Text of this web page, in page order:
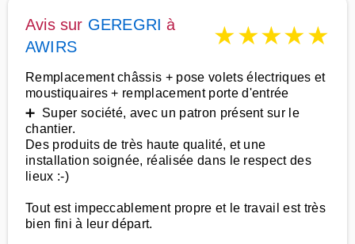
Avis sur GEREGRI à
AWIRS
★★★★★
Remplacement châssis + pose volets électriques et
moustiquaires + remplacement porte d'entrée
➕ Super société, avec un patron présent sur le
chantier.
Des produits de très haute qualité, et une
installation soignée, réalisée dans le respect des
lieux :-)
Tout est impeccablement propre et le travail est très
bien fini à leur départ.